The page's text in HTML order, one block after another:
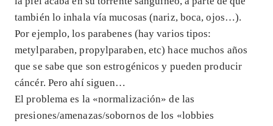
también lo inhala vía mucosas (nariz, boca, ojos…).
Por ejemplo, los parabenes (hay varios tipos:
metylparaben, propylparaben, etc) hace muchos años
que se sabe que son estrogénicos y pueden producir
cáncér. Pero ahí siguen…
El problema es la «normalización» de las
presiones/amenazas/sobornos de los «lobbies